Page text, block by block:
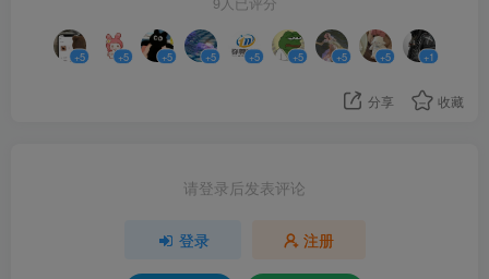
+5 +5 +5 +5 +5 +5 +5 +5 +1
分享 收藏
请登录后发表评论
登录 注册